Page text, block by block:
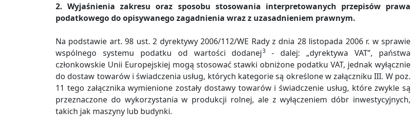
2. Wyjaśnienia zakresu oraz sposobu stosowania interpretowanych przepisów prawa
podatkowego do opisywanego zagadnienia wraz z uzasadnieniem prawnym.
Na podstawie art. 98 ust. 2 dyrektywy 2006/112/WE Rady z dnia 28 listopada 2006 r. w sprawie
wspólnego systemu podatku od wartości dodanej3- dalej: „dyrektywa VAT”, państwa
członkowskie Unii Europejskiej mogą stosować stawki obniżone podatku VAT, jednak wyłącznie
do dostaw towarów i świadczenia usług, których kategorie są określone w załączniku III. W poz.
11 tego załącznika wymienione zostały dostawy towarów i świadczenie usług, które zwykle są
przeznaczone do wykorzystania w produkcji rolnej, ale z wyłączeniem dóbr inwestycyjnych,
takich jak maszyny lub budynki.